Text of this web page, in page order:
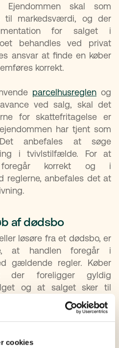
cookies
Ejendommen skal som
til markedsværdi, og der
for salget i
behandles ved privat
ansvar at finde en køber
korrekt.
parcelhusreglen og
ved salg, skal det
for skattefritagelse er
har tjent som
anbefales at søge
i tvivlstilfælde. For at
korrekt og i
reglerne, anbefales det at
af dødsbo
løsøre fra et dødsbo, er
at handlen foregår i
gældende regler. Køber
foreligger gyldig
og at salget sker til
konflikter. Et køb af et
løsning, men det
og økonomiske risici, især